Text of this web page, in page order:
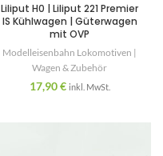
Liliput H0 | Liliput 221 Premier
IS Kühlwagen | Güterwagen
mit OVP
Modelleisenbahn Lokomotiven |
Wagen & Zubehör
17,90€ inkl. MwSt.